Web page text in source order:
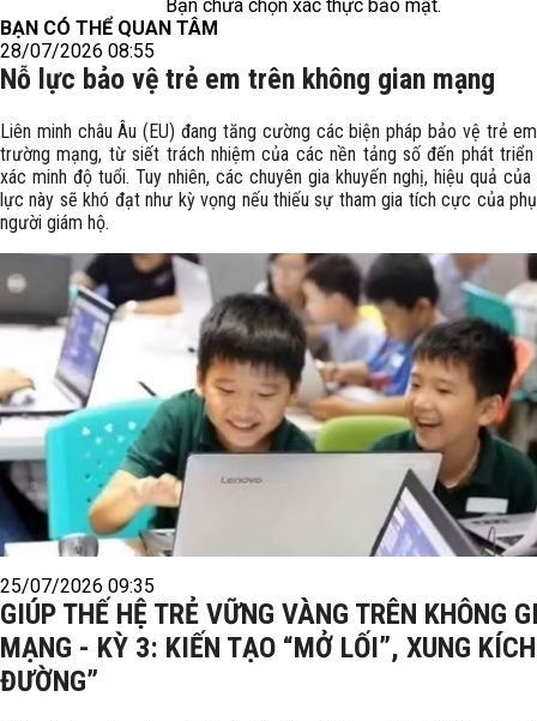
Bạn chưa chọn xác thực bảo mật.
BẠN CÓ THỂ QUAN TÂM
28/07/2026 08:55
Nỗ lực bảo vệ trẻ em trên không gian mạng
Liên minh châu Âu (EU) đang tăng cường các biện pháp bảo vệ trẻ
trường mạng, từ siết trách nhiệm của các nền tảng số đến phát
xác minh độ tuổi. Tuy nhiên, các chuyên gia khuyến nghị, hiệu quả của
lực này sẽ khó đạt như kỳ vọng nếu thiếu sự tham gia tích cực của
người giám hộ.
25/07/2026 09:35
GIÚP THẾ HỆ TRẺ VỮNG VÀNG TRÊN KHÔNG
MẠNG - KỲ 3: KIẾN TẠO “MỞ LỐI”, XUNG
ĐƯỜNG”